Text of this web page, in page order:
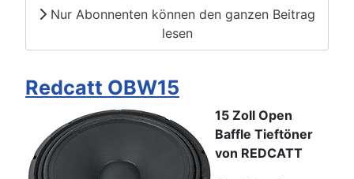
Nur Abonnenten können den ganzen Beitrag
lesen
Redcatt OBW15
15 Zoll Open
Baffle Tieftöner
von REDCATT